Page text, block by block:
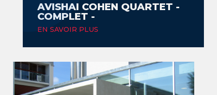
AVISHAI COHEN QUARTET -
COMPLET -
EN SAVOIR PLUS